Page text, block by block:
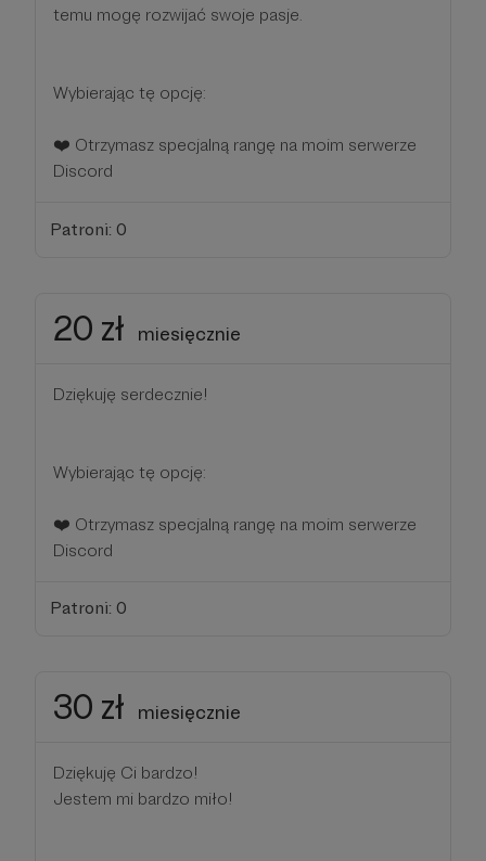
temu mogę rozwijać swoje pasje.
Wybierając tę opcję:
❤️ Otrzymasz specjalną rangę na moim serwerze
Discord
Patroni: 0
20 zł miesięcznie
Dziękuję serdecznie!
Wybierając tę opcję:
❤️ Otrzymasz specjalną rangę na moim serwerze
Discord
Patroni: 0
30 zł miesięcznie
Dziękuję Ci bardzo!
Jestem mi bardzo miło!